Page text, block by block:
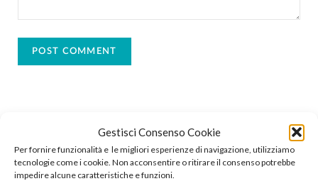
Gestisci Consenso Cookie
Per fornire funzionalità e le migliori esperienze di navigazione, utilizziamo
tecnologie come i cookie. Non acconsentire o ritirare il consenso potrebbe
impedire alcune caratteristiche e funzioni.
In libreria